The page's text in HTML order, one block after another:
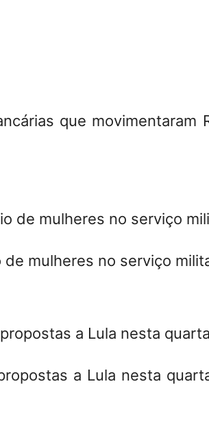
que movimentaram
mulheres no serviço
a Lula nesta